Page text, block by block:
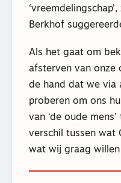
Berkhof
Als het gaat om
afsterven van onze
de hand dat we via
proberen om ons
van ‘de oude
verschil tussen wat
wat wij graag